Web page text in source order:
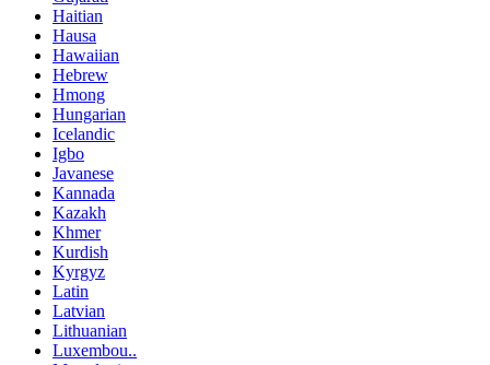
Haitian
Hausa
Hawaiian
Hebrew
Hmong
Hungarian
Icelandic
Igbo
Javanese
Kannada
Kazakh
Khmer
Kurdish
Kyrgyz
Latin
Latvian
Lithuanian
Luxembou..